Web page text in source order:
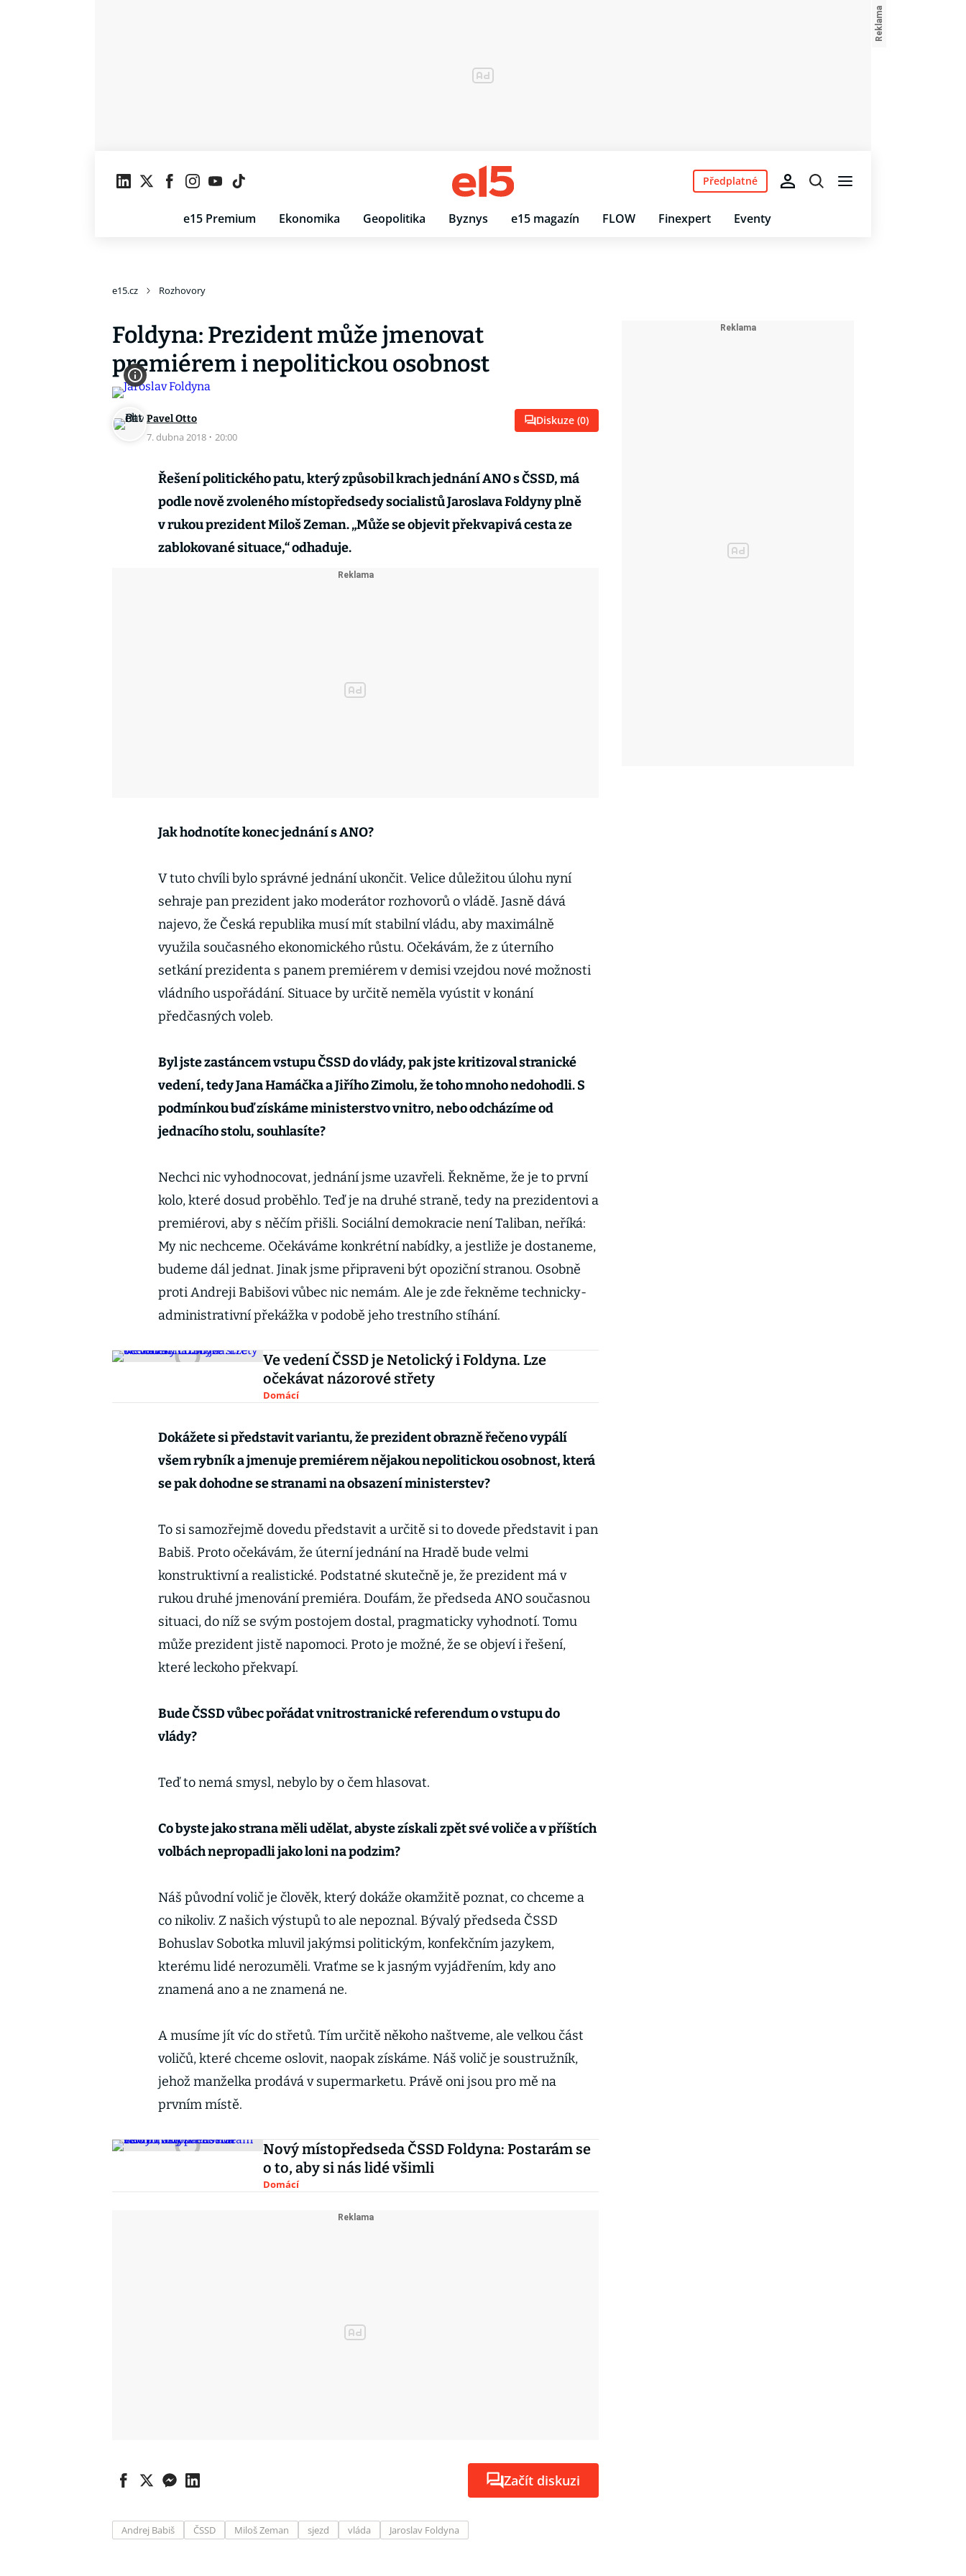
e15 Premium Ekonomika Geopolitika Byznys e15 magazín FLOW Finexpert Eventy
Předplatné
e15.cz Rozhovory
Foldyna: Prezident může jmenovat
premiérem i nepolitickou osobnost
Pavel Otto
7. dubna 2018 · 20:00
Diskuze (0)
Řešení politického patu, který způsobil krach jednání ANO s ČSSD, má
podle nově zvoleného místopředsedy socialistů Jaroslava Foldyny plně
v rukou prezident Miloš Zeman. „Může se objevit překvapivá cesta ze
zablokované situace,“ odhaduje.
Jak hodnotíte konec jednání s ANO?
V tuto chvíli bylo správné jednání ukončit. Velice důležitou úlohu nyní
sehraje pan prezident jako moderátor rozhovorů o vládě. Jasně dává
najevo, že Česká republika musí mít stabilní vládu, aby maximálně
využila současného ekonomického růstu. Očekávám, že z úterního
setkání prezidenta s panem premiérem v demisi vzejdou nové možnosti
vládního uspořádání. Situace by určitě neměla vyústit v konání
předčasných voleb.
Byl jste zastáncem vstupu ČSSD do vlády, pak jste kritizoval stranické
vedení, tedy Jana Hamáčka a Jiřího Zimolu, že toho mnoho nedohodli. S
podmínkou buď získáme ministerstvo vnitro, nebo odcházíme od
jednacího stolu, souhlasíte?
Nechci nic vyhodnocovat, jednání jsme uzavřeli. Řekněme, že je to první
kolo, které dosud proběhlo. Teď je na druhé straně, tedy na prezidentovi a
premiérovi, aby s něčím přišli. Sociální demokracie není Taliban, neříká:
My nic nechceme. Očekáváme konkrétní nabídky, a jestliže je dostaneme,
budeme dál jednat. Jinak jsme připraveni být opoziční stranou. Osobně
proti Andreji Babišovi vůbec nic nemám. Ale je zde řekněme technicky-
administrativní překážka v podobě jeho trestního stíhání.
Ve vedení ČSSD je Netolický i Foldyna. Lze
očekávat názorové střety
Domácí
Dokážete si představit variantu, že prezident obrazně řečeno vypálí
všem rybník a jmenuje premiérem nějakou nepolitickou osobnost, která
se pak dohodne se stranami na obsazení ministerstev?
To si samozřejmě dovedu představit a určitě si to dovede představit i pan
Babiš. Proto očekávám, že úterní jednání na Hradě bude velmi
konstruktivní a realistické. Podstatné skutečně je, že prezident má v
rukou druhé jmenování premiéra. Doufám, že předseda ANO současnou
situaci, do níž se svým postojem dostal, pragmaticky vyhodnotí. Tomu
může prezident jistě napomoci. Proto je možné, že se objeví i řešení,
které leckoho překvapí.
Bude ČSSD vůbec pořádat vnitrostranické referendum o vstupu do
vlády?
Teď to nemá smysl, nebylo by o čem hlasovat.
Co byste jako strana měli udělat, abyste získali zpět své voliče a v příštích
volbách nepropadli jako loni na podzim?
Náš původní volič je člověk, který dokáže okamžitě poznat, co chceme a
co nikoliv. Z našich výstupů to ale nepoznal. Bývalý předseda ČSSD
Bohuslav Sobotka mluvil jakýmsi politickým, konfekčním jazykem,
kterému lidé nerozuměli. Vraťme se k jasným vyjádřením, kdy ano
znamená ano a ne znamená ne.
A musíme jít víc do střetů. Tím určitě někoho naštveme, ale velkou část
voličů, které chceme oslovit, naopak získáme. Náš volič je soustružník,
jehož manželka prodává v supermarketu. Právě oni jsou pro mě na
prvním místě.
Nový místopředseda ČSSD Foldyna: Postarám se
o to, aby si nás lidé všimli
Domácí
Začít diskuzi
Andrej Babiš ČSSD Miloš Zeman sjezd vláda Jaroslav Foldyna